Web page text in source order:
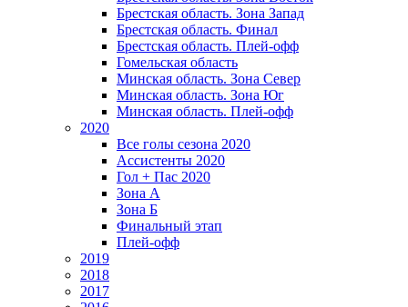
Брестская область. Зона Запад
Брестская область. Финал
Брестская область. Плей-офф
Гомельская область
Минская область. Зона Север
Минская область. Зона Юг
Минская область. Плей-офф
2020
Все голы сезона 2020
Ассистенты 2020
Гол + Пас 2020
Зона А
Зона Б
Финальный этап
Плей-офф
2019
2018
2017